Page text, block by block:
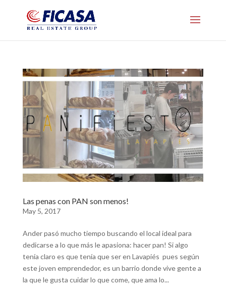
Las penas con PAN son menos!
May 5, 2017
Ander pasó mucho tiempo buscando el local ideal para
dedicarse a lo que más le apasiona: hacer pan! Si algo
tenía claro es que tenía que ser en Lavapiés pues según
este joven emprendedor, es un barrio donde vive gente a
la que le gusta cuidar lo que come, que ama lo...